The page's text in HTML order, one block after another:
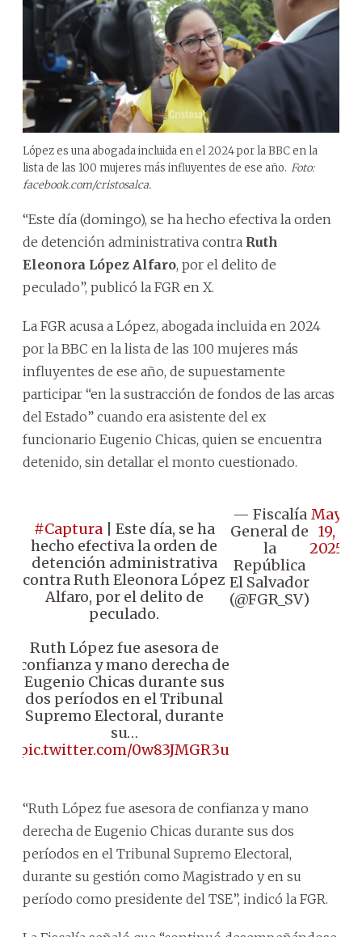
López es una abogada incluida en el 2024 por la BBC en la
lista de las 100 mujeres más influyentes de ese año. Foto:
facebook.com/cristosalca.
“Este día (domingo), se ha hecho efectiva la orden
de detención administrativa contra Ruth
Eleonora López Alfaro, por el delito de
peculado”, publicó la FGR en X.
La FGR acusa a López, abogada incluida en 2024
por la BBC en la lista de las 100 mujeres más
influyentes de ese año, de supuestamente
participar “en la sustracción de fondos de las arcas
del Estado” cuando era asistente del ex
funcionario Eugenio Chicas, quien se encuentra
detenido, sin detallar el monto cuestionado.
#Captura| Este día, se ha
hecho efectiva la orden de
detención administrativa
contra Ruth Eleonora López
Alfaro, por el delito de
peculado.
Ruth López fue asesora de
confianza y mano derecha de
Eugenio Chicas durante sus
dos períodos en el Tribunal
Supremo Electoral, durante
su…
pic.twitter.com/0w83JMGR3u
— Fiscalía
General de
la
República
El Salvador
(@FGR_SV)
May
19,
2025
“Ruth López fue asesora de confianza y mano
derecha de Eugenio Chicas durante sus dos
períodos en el Tribunal Supremo Electoral,
durante su gestión como Magistrado y en su
período como presidente del TSE”, indicó la FGR.